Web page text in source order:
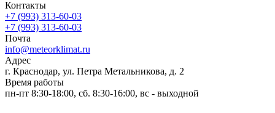
Контакты
+7 (993) 313-60-03
+7 (993) 313-60-03
Почта
info@meteorklimat.ru
Адрес
г. Краснодар, ул. Петра Метальникова, д. 2
Время работы
пн-пт 8:30-18:00, сб. 8:30-16:00, вс - выходной